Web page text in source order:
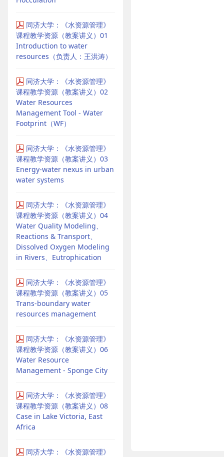
同济大学：《水资源管理》
课程教学资源（教案讲义）01
Introduction to water
resources（负责人：王洪涛）
同济大学：《水资源管理》
课程教学资源（教案讲义）02
Water Resources
Management Tool - Water
Footprint（WF）
同济大学：《水资源管理》
课程教学资源（教案讲义）03
Energy-water nexus in urban
water systems
同济大学：《水资源管理》
课程教学资源（教案讲义）04
Water Quality Modeling、
Reactions & Transport、
Dissolved Oxygen Modeling
in Rivers、Eutrophication
同济大学：《水资源管理》
课程教学资源（教案讲义）05
Trans-boundary water
resources management
同济大学：《水资源管理》
课程教学资源（教案讲义）06
Water Resource
Management - Sponge City
同济大学：《水资源管理》
课程教学资源（教案讲义）08
Case in Lake Victoria, East
Africa
同济大学：《水资源管理》